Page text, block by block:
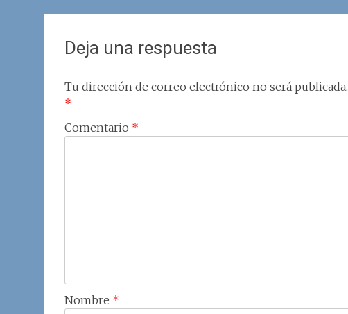
Deja una respuesta
Tu dirección de correo electrónico no será publicada.
*
Comentario *
Nombre *